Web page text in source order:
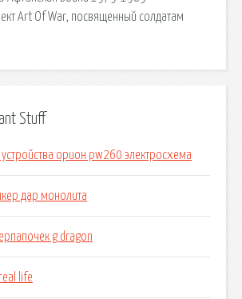
Art Of War, посвященный солдатам
Stuff
орион pw260 электросхема
дар монолита
g dragon
life